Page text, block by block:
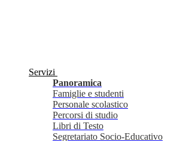
Servizi
Panoramica
Famiglie e studenti
Personale scolastico
Percorsi di studio
Libri di Testo
Segretariato Socio-Educativo